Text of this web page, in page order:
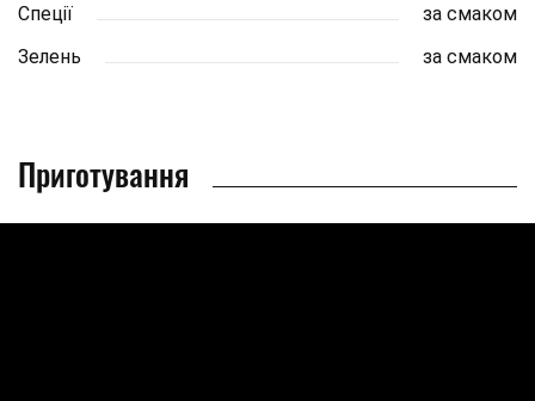
Спеції
за смаком
Зелень
за смаком
Приготування